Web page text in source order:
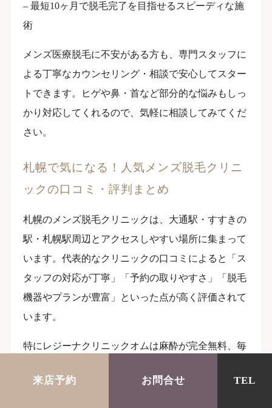
– 最短10ヶ月で脱毛完了を目指せるスピーディな施
術
メンズ医療脱毛に不安がある方も、専門スタッフに
よる丁寧なカウンセリング・相談で安心してスター
トできます。ヒゲや鼻・首など部分的な悩みもしっ
かり対応してくれるので、気軽に相談してみてくだ
さい。
札幌で気になる！人気メンズ脱毛クリニ
ックの口コミ・評判まとめ
札幌のメンズ脱毛クリニックは、大通駅・すすきの
駅・札幌駅周辺とアクセスしやすい場所に集まって
います。代表的なクリニックの口コミによると「ス
タッフの対応が丁寧」「予約の取りやすさ」「脱毛
機器やプランが豊富」といった点が高く評価されて
います。
特にレジーナクリニックオムは麻酔が完全無料、毎
いるポイントです。メンズリゼは完全個室のリラッ
来店予約 お問合せ TEL